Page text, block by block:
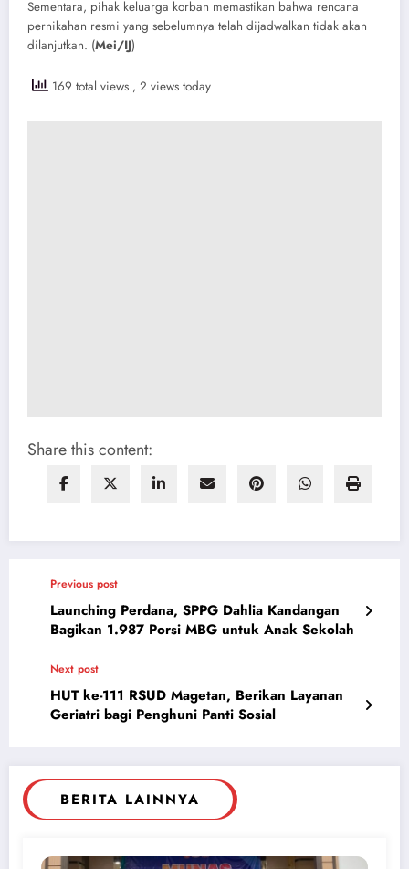
Sementara, pihak keluarga korban memastikan bahwa rencana
pernikahan resmi yang sebelumnya telah dijadwalkan tidak akan
dilanjutkan. (Mei/IJ)
169 total views , 2 views today
Share this content:
Previous post
Launching Perdana, SPPG Dahlia Kandangan
Bagikan 1.987 Porsi MBG untuk Anak Sekolah
Next post
HUT ke-111 RSUD Magetan, Berikan Layanan
Geriatri bagi Penghuni Panti Sosial
BERITA LAINNYA